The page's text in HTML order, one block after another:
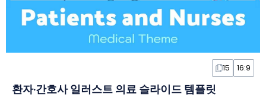
15 16:9
환자·간호사 일러스트 의료 슬라이드 템플릿